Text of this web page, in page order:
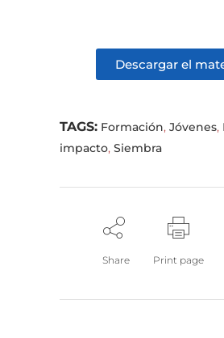
Descargar el
TAGS: Formación, Jóvenes,
impacto, Siembra
Share Print page